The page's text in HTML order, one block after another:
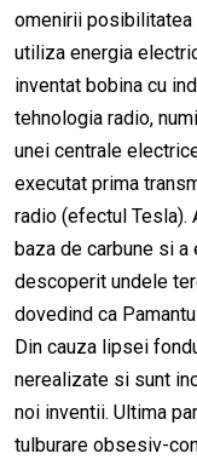
omenirii posibilitatea
utiliza energia
inventat bobina cu
tehnologia radio,
unei centrale
executat prima
radio (efectul Tesla).
baza de carbune si
descoperit undele
dovedind ca
Din cauza lipsei
nerealizate si sunt
noi inventii. Ultima
tulburare obsesiv-